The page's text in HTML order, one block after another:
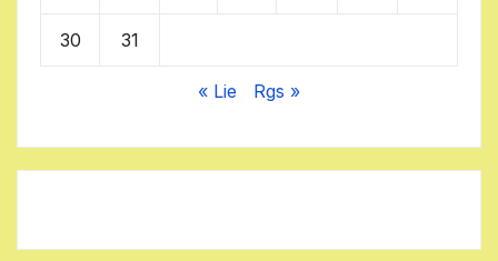
30 31
« Lie Rgs »